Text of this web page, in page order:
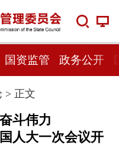
国资监管 政务公开
> 正文
斗伟力
人大一次会议开